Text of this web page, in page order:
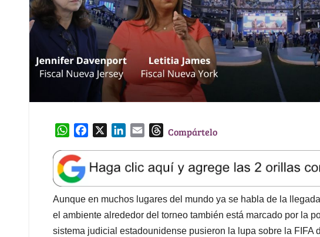
W
a
t
s
A
p
p
e
b
o
o
k
k
e
d
I
n
l
T
e
a
d
s
Compártelo
Aunque en muchos lugares del mundo ya se habla de la
el ambiente alrededor del torneo también está marcado por la
sistema judicial estadounidense pusieron la lupa sobre la FIFA